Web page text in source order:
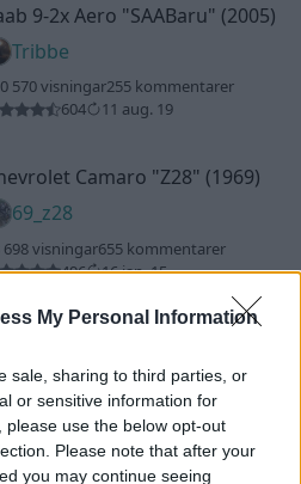
My Personal Information
sale, sharing to third parties, or
or sensitive information for
use the below opt-out
Please note that after your
you may continue seeing
9-2x Aero "SAABaru" (2005)
Tribbe
570 visningar255 kommentarer
604
11 aug. 19
Camaro "Z28" (1969)
69_z28
698 visningar655 kommentarer
496
16 jan. 15
ponus
915 visningar196 kommentarer
294
3 dec. 11